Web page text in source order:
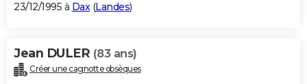
23/12/1995 à Dax(Landes)
Jean DULER (83 ans)
Créer une cagnotte obsèques